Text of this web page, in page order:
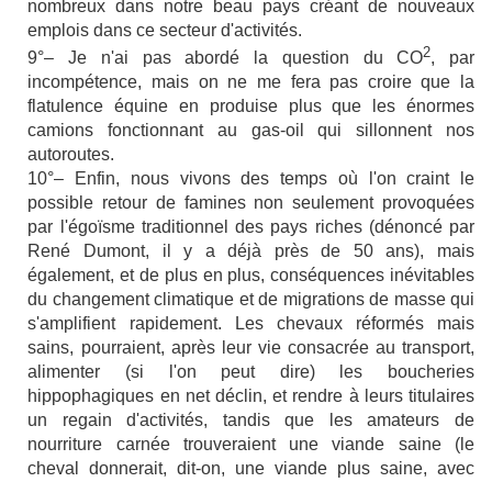
nombreux dans notre beau pays créant de nouveaux
emplois dans ce secteur d'activités.
9°– Je n'ai pas abordé la question du CO2, par
incompétence, mais on ne me fera pas croire que la
flatulence équine en produise plus que les énormes
camions fonctionnant au gas-oil qui sillonnent nos
autoroutes.
10°– Enfin, nous vivons des temps où l'on craint le
possible retour de famines non seulement provoquées
par l'égoïsme traditionnel des pays riches (dénoncé par
René Dumont, il y a déjà près de 50 ans), mais
également, et de plus en plus, conséquences inévitables
du changement climatique et de migrations de masse qui
s'amplifient rapidement. Les chevaux réformés mais
sains, pourraient, après leur vie consacrée au transport,
alimenter (si l'on peut dire) les boucheries
hippophagiques en net déclin, et rendre à leurs titulaires
un regain d'activités, tandis que les amateurs de
nourriture carnée trouveraient une viande saine (le
cheval donnerait, dit-on, une viande plus saine, avec